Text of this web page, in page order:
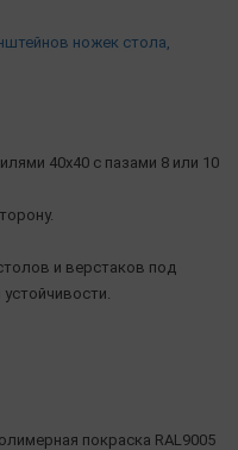
ножек стола,
40х40 с пазами 8 или 10
и верстаков под
покраска RAL9005